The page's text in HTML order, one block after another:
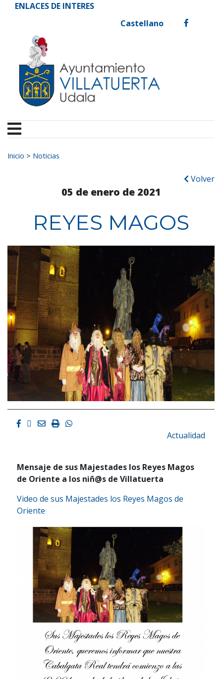
Ir al contenido
Ayuntamiento de
ENLACES DE INTERES
Castellano
facebook
Buscar:
Inicio > Noticias
Volver
05 de enero de 2021
REYES MAGOS
Facebook
Twitter
EmailImprimirWhatsapp
Actualidad
Mensaje de sus Majestades los Reyes Magos
de Oriente a los niñ@s de Villatuerta
Video de sus Majestades los Reyes Magos de
Oriente